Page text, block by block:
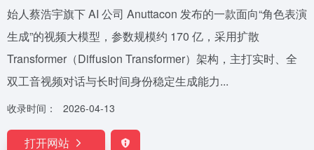
始人蔡浩宇旗下 AI 公司 Anuttacon 发布的一款面向“角色表演
生成”的视频大模型，参数规模约 170 亿，采用扩散
Transformer（Diffusion Transformer）架构，主打实时、全
双工音视频对话与长时间身份稳定生成能力...
收录时间： 2026-04-13
打开网站